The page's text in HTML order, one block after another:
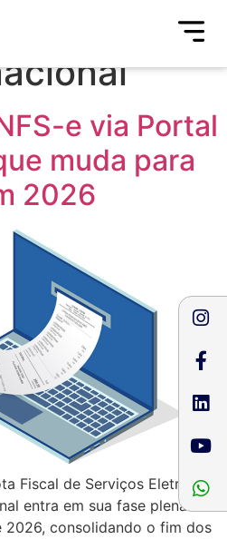
nfse
e via Portal
muda para
2026
Fiscal de Serviços Eletrônica
entra em sua fase plena a
2026, consolidando o fim dos